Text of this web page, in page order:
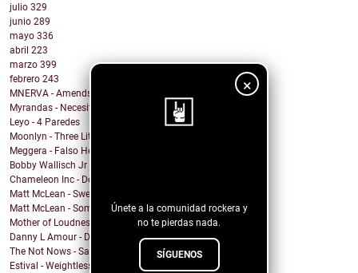
×
Únete a la comunidad rockera y
no te pierdas nada.
SÍGUENOS
julio 329
junio 289
mayo 336
abril 223
marzo 399
febrero 243
MNERVA - Amends
Myrandas - Necesito que me distraigas
Leyo - 4 Paredes
Moonlyn - Three Little Birds ( Bob Marley cover)
Meggera - Falso Herói
Bobby Wallisch Jr & Acid. Prof - Merciless Dragon
Chameleon Inc - Death on the aisle floor
Matt McLean - Sweet Nothing Bummer Everything
Matt McLean - Somewhere in Main
Mother of Loudness - From Day to Day
Danny L Amour - Dont Hold Back
The Not Nows - Sandy and the vampire
Estival - Weightless